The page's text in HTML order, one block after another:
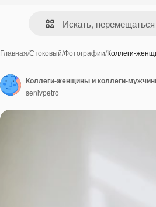
Главная/Стоковый/Фотографии/Коллеги-
Коллеги-женщины и коллеги-
senivpetro